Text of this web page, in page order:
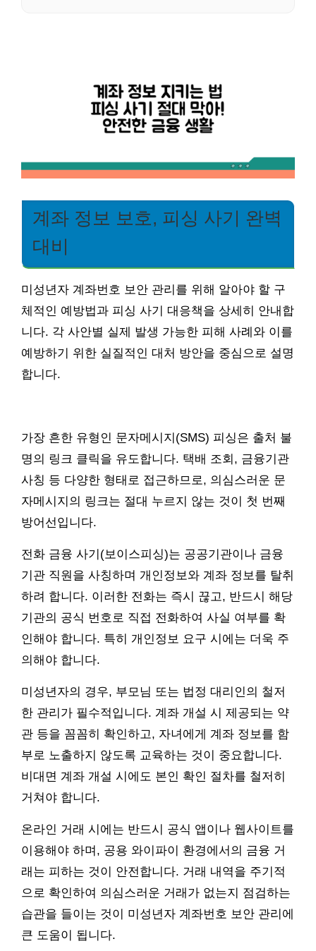
계좌 정보 보호, 피싱 사기 완벽
대비
미성년자 계좌번호 보안 관리를 위해 알아야 할 구
체적인 예방법과 피싱 사기 대응책을 상세히 안내합
니다. 각 사안별 실제 발생 가능한 피해 사례와 이를
예방하기 위한 실질적인 대처 방안을 중심으로 설명
합니다.
가장 흔한 유형인 문자메시지(SMS) 피싱은 출처 불
명의 링크 클릭을 유도합니다. 택배 조회, 금융기관
사칭 등 다양한 형태로 접근하므로, 의심스러운 문
자메시지의 링크는 절대 누르지 않는 것이 첫 번째
방어선입니다.
전화 금융 사기(보이스피싱)는 공공기관이나 금융
기관 직원을 사칭하며 개인정보와 계좌 정보를 탈취
하려 합니다. 이러한 전화는 즉시 끊고, 반드시 해당
기관의 공식 번호로 직접 전화하여 사실 여부를 확
인해야 합니다. 특히 개인정보 요구 시에는 더욱 주
의해야 합니다.
미성년자의 경우, 부모님 또는 법정 대리인의 철저
한 관리가 필수적입니다. 계좌 개설 시 제공되는 약
관 등을 꼼꼼히 확인하고, 자녀에게 계좌 정보를 함
부로 노출하지 않도록 교육하는 것이 중요합니다.
비대면 계좌 개설 시에도 본인 확인 절차를 철저히
거쳐야 합니다.
온라인 거래 시에는 반드시 공식 앱이나 웹사이트를
이용해야 하며, 공용 와이파이 환경에서의 금융 거
래는 피하는 것이 안전합니다. 거래 내역을 주기적
으로 확인하여 의심스러운 거래가 없는지 점검하는
습관을 들이는 것이 미성년자 계좌번호 보안 관리에
큰 도움이 됩니다.